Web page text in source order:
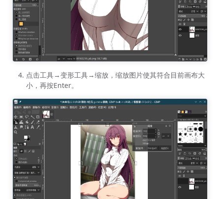
点击工具→变形工具→缩放，缩放图片使其符合目前画布大
小，再按Enter。